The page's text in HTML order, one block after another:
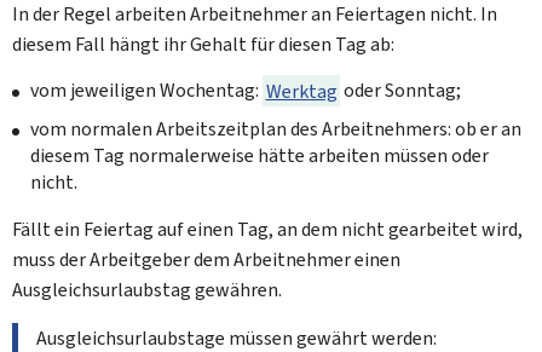
In der Regel arbeiten Arbeitnehmer an Feiertagen nicht. In
diesem Fall hängt ihr Gehalt für diesen Tag ab:
vom jeweiligen Wochentag: Werktag oder Sonntag;
vom normalen Arbeitszeitplan des Arbeitnehmers: ob er an
diesem Tag normalerweise hätte arbeiten müssen oder
nicht.
Fällt ein Feiertag auf einen Tag, an dem nicht gearbeitet wird,
muss der Arbeitgeber dem Arbeitnehmer einen
Ausgleichsurlaubstag gewähren.
Ausgleichsurlaubstage müssen gewährt werden: